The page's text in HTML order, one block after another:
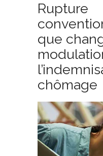
Rupture
que
chômage